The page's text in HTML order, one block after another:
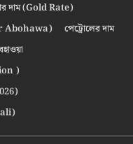
দাম (Gold Rate)
Abohawa)
পেট্রোলের দাম
)